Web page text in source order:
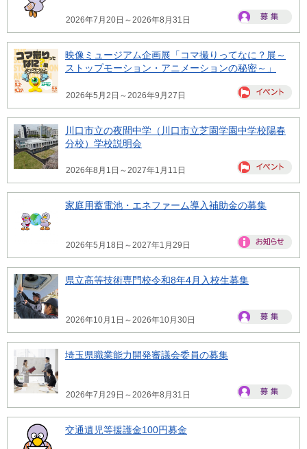
2026年7月20日～2026年8月31日
映像ミュージアム企画展「コマ撮りってなに？展～
ストップモーション・アニメーションの秘密～」
2026年5月2日～2026年9月27日
川口市立の夜間中学（川口市立芝園学園中学校陽春
分校）学校説明会
2026年8月1日～2027年1月11日
家庭用蓄電池・エネファーム導入補助金の募集
2026年5月18日～2027年1月29日
県立高等技術専門校令和8年4月入校生募集
2026年10月1日～2026年10月30日
埼玉県職業能力開発審議会委員の募集
2026年7月29日～2026年8月31日
交通遺児等援護金100円募金